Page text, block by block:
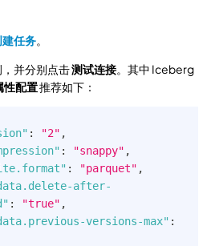
建任务。
并分别点击测试连接。其中 Iceberg
性配置推荐如下：
: "2" ,
: "snappy" ,
: "parquet" ,
after-
: "true" ,
versions-max" :